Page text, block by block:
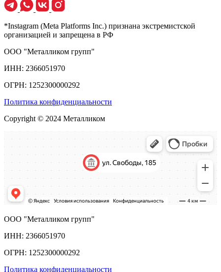
*Instagram (Meta Platforms Inc.) признана экстремистской
организацией и запрещена в РФ
ООО "Металликом групп"
ИНН: 2366051970
ОГРН: 1252300000292
Политика конфиденциальности
Copyright © 2024 Металликом
ООО "Металликом групп"
ИНН: 2366051970
ОГРН: 1252300000292
Политика конфиденциальности